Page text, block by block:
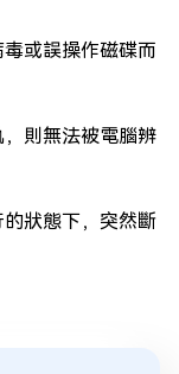
或誤操作磁碟而
則無法被電腦辨
狀態下，突然斷